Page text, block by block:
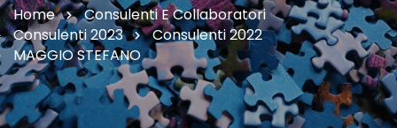
Home
Consulenti E Collaboratori
Consulenti 2023
Consulenti 2022
MAGGIO STEFANO